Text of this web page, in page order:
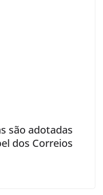
são adotadas
dos Correios